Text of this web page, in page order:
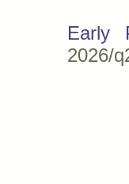
Early
2026/